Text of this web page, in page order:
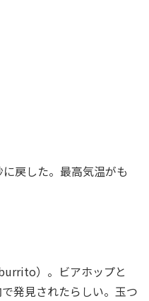
戻した。最高気温がも
）。ビアホップと
発見されたらしい。玉つ